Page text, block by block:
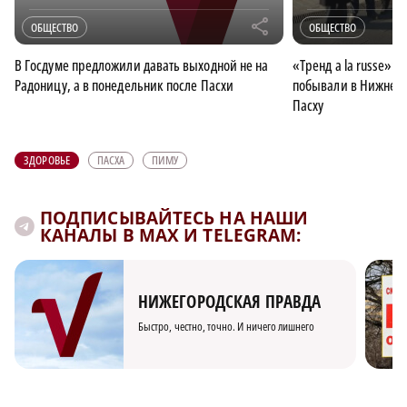
ОБЩЕСТВО r
В Госдуме предложили давать выходной не на
Радоницу, а в понедельник после Пасхи
ОБЩЕСТВО
«Тренд a la russe»:
побывали в Нижнем
Пасху
ЗДОРОВЬЕ ПАСХА ПИМУ
ПОДПИСЫВАЙТЕСЬ НА НАШИ
КАНАЛЫ В MAX И TELEGRAM:
НИЖЕГОРОДСКАЯ ПРАВДА
Быстро, честно, точно. И ничего лишнего